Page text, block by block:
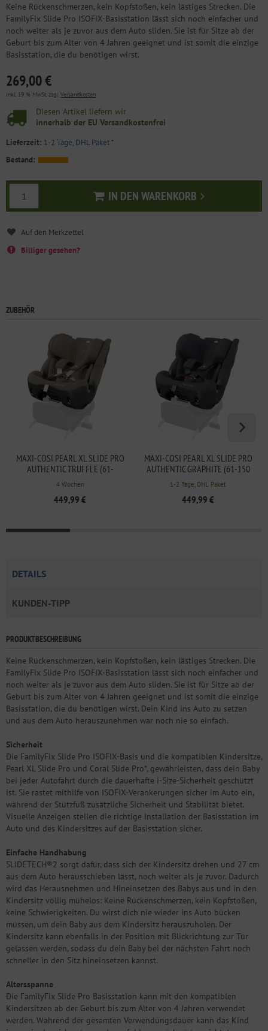
Keine Rückenschmerzen, kein Kopfstoßen, kein lästiges Strecken. Die
FamilyFix Slide Pro ISOFIX-Basisstation lässt sich noch einfacher und
noch weiter als je zuvor aus dem Auto sliden. Sie ist für Sitze ab der
Geburt bis zum Alter von 4 Jahren geeignet und ist somit die einzige
Basisstation, die du benötigen wirst.
269,00 €
inkl. 19 % MwSt. zzgl. Versandkosten
Diesen Artikel liefern wir
innerhalb der EU Versandkostenfrei
Lieferzeit: 1-2 Tage, DHL Paket*
Bestand:
IN DEN WARENKORB
In den Warenkorb
Billiger gesehen?
ZUBEHÖR
MAXI-COSI PEARL XL SLIDE PRO
AUTHENTIC TRUFFLE (61-
150CM)
4 Wochen
449,99 €
MAXI-COSI PEARL XL SLIDE PRO
AUTHENTIC GRAPHITE (61-150
CM)
1-2 Tage, DHL Paket
449,99 €
DETAILS
KUNDEN-TIPP
PRODUKTBESCHREIBUNG
Keine Rückenschmerzen, kein Kopfstoßen, kein lästiges Strecken. Die
FamilyFix Slide Pro ISOFIX-Basisstation lässt sich noch einfacher und
noch weiter als je zuvor aus dem Auto sliden. Sie ist für Sitze ab der
Geburt bis zum Alter von 4 Jahren geeignet und ist somit die einzige
Basisstation, die du benötigen wirst. Dein Kind ins Auto zu setzen
und aus dem Auto herauszunehmen war noch nie so einfach.
Sicherheit
Die FamilyFix Slide Pro ISOFIX-Basis und die kompatiblen Kindersitze,
Pearl XL Slide Pro und Coral Slide Pro*, gewährleisten, dass dein Baby
bei jeder Autofahrt durch die dauerhafte i-Size-Sicherheit geschützt
ist. Sie rastet mithilfe von ISOFIX-Verankerungen sicher im Auto ein,
während der Stützfuß zusätzliche Sicherheit und Stabilität bietet.
Visuelle Anzeigen stellen die richtige Installation der Basisstation im
Auto und des Kindersitzes auf der Basisstation sicher.
Einfache Handhabung
SLIDETECH®2 sorgt dafür, dass sich der Kindersitz drehen und 27 cm
aus dem Auto herausschieben lässt, noch weiter als je zuvor. Dadurch
wird das Herausnehmen und Hineinsetzen des Babys aus und in den
Kindersitz völlig mühelos: Keine Rückenschmerzen, kein Kopfstoßen,
keine Schwierigkeiten. Du wirst dich nie wieder ins Auto bücken
müssen, um dein Baby aus dem Kindersitz herauszuholen. Der
Kindersitz kann ebenfalls in der Position mit Blickrichtung zur Tür
gelassen werden, sodass du dein Baby bei der nächsten Fahrt noch
schneller in den Sitz hineinsetzen kannst.
Altersspanne
Die FamilyFix Slide Pro Basisstation kann mit den kompatiblen
Kindersitzen ab der Geburt bis zum Alter von 4 Jahren verwendet
werden. Während der gesamten Verwendungsdauer kann das Kind